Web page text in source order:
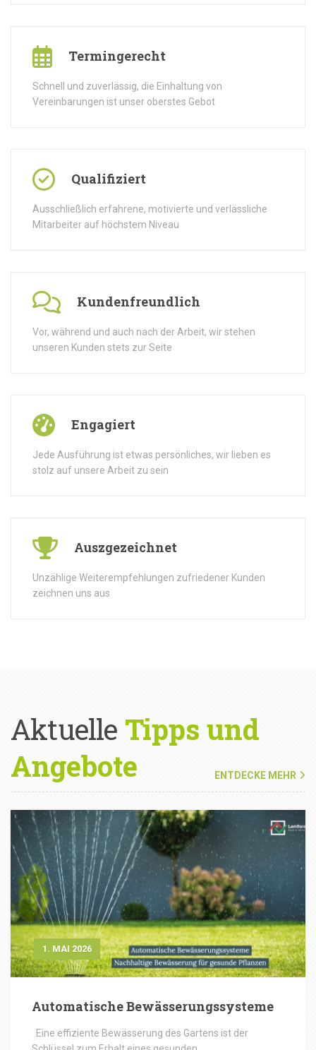
Termingerecht
Schnell und zuverlässig, die Einhaltung von
Vereinbarungen ist unser oberstes Gebot
Qualifiziert
Ausschließlich erfahrene, motivierte und verlässliche
Mitarbeiter auf höchstem Niveau
Kundenfreundlich
Vor, während und auch nach der Arbeit, wir stehen
unseren Kunden stets zur Seite
Engagiert
Jede Ausführung ist etwas persönliches, wir lieben es
stolz auf unsere Arbeit zu sein
Auszgezeichnet
Unzählige Weiterempfehlungen zufriedener Kunden
zeichnen uns aus
Aktuelle Tipps und
Angebote
ENTDECKE MEHR
1. MAI 2026
Automatische Bewässerungssysteme
Eine effiziente Bewässerung des Gartens ist der